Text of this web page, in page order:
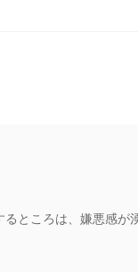
ところは、嫌悪感が